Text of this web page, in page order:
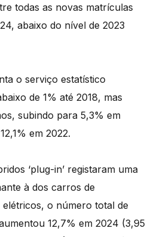
todas as novas matrículas
abaixo do nível de 2023
o serviço estatístico
de 1% até 2018, mas
subindo para 5,3% em
em 2022.
‘plug-in’ registaram uma
à dos carros de
elétricos, o número total de
12,7% em 2024 (3,95